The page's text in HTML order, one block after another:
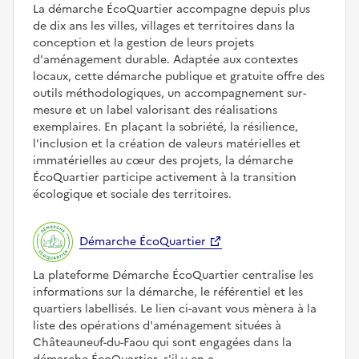
La démarche ÉcoQuartier accompagne depuis plus
de dix ans les villes, villages et territoires dans la
conception et la gestion de leurs projets
d'aménagement durable. Adaptée aux contextes
locaux, cette démarche publique et gratuite offre des
outils méthodologiques, un accompagnement sur-
mesure et un label valorisant des réalisations
exemplaires. En plaçant la sobriété, la résilience,
l'inclusion et la création de valeurs matérielles et
immatérielles au cœur des projets, la démarche
ÉcoQuartier participe activement à la transition
écologique et sociale des territoires.
Démarche ÉcoQuartier
La plateforme Démarche ÉcoQuartier centralise les
informations sur la démarche, le référentiel et les
quartiers labellisés. Le lien ci-avant vous mènera à la
liste des opérations d'aménagement situées à
Châteauneuf-du-Faou qui sont engagées dans la